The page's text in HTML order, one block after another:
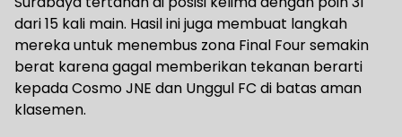
dari 15 kali main. Hasil ini juga membuat langkah
mereka untuk menembus zona Final Four semakin
berat karena gagal memberikan tekanan berarti
kepada Cosmo JNE dan Unggul FC di batas aman
klasemen.